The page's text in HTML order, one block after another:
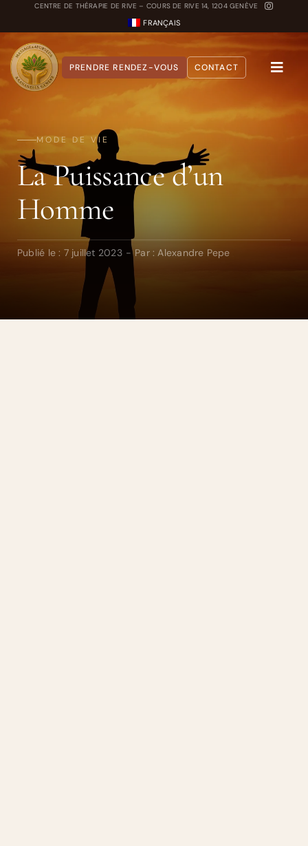
contenu
CENTRE DE THÉRAPIE DE RIVE – COURS DE RIVE 14, 1204 GENÈVE
FRANÇAIS
Toggle
Nos Soins
Carnet Ayurvédique
Quiz Dosha
PRENDRE RENDEZ-VOUS CONTACT
MODE DE VIE
La Puissance d’un
Homme
Publié le : 7 juillet 2023 - Par : Alexandre Pepe